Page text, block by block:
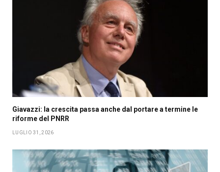
Giavazzi: la crescita passa anche dal portare a termine le
riforme del PNRR
LUGLIO 31, 2026